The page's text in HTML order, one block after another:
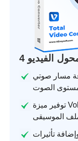
الفيديو
مسار صوتي
توفير ميزة Volume Booster، التي تسمح لك بزيادة
تأثيرات